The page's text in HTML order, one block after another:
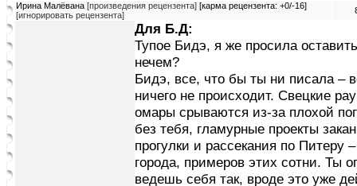
Ирина Малёвана [произведения рецензента] [карма рецензента: +0/-16]
[игнорировать рецензента]
Для Б.Д:
Тупое Бидэ, я же просила
нечем?
Бидэ, все, что бы ты ни писала –
ничего не происходит. Свецкие
омары срываются из-за плохой
без тебя, гламурные проекты
прогулки и рассекания по Питеру
города, примеров этих сотни. Ты
ведешь себя так, вроде это уже